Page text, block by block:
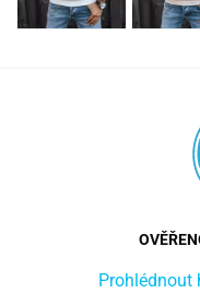
Prohlédnout